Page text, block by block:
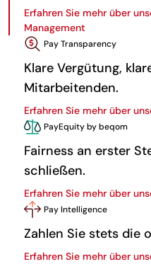
Erfahren Sie mehr über
Management
Pay Transparency
Klare Vergütung,
Mitarbeitenden.
Erfahren Sie mehr über
PayEquity by beqom
Fairness an erster
schließen.
Erfahren Sie mehr über
Pay Intelligence
Zahlen Sie stets die
Erfahren Sie mehr über